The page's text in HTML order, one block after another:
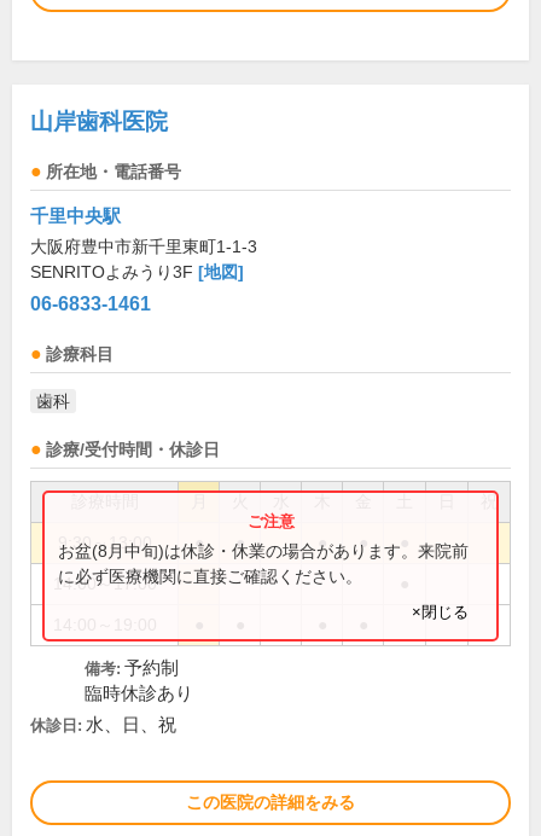
山岸歯科医院
所在地・電話番号
千里中央駅
大阪府豊中市新千里東町1-1-3
SENRITOよみうり3F [地図]
06-6833-1461
診療科目
歯科
診療/受付時間・休診日
祝
9:30～13:00 ● ● ● ●
14:00～17:00
お盆(8月中旬)は休診・休業の場合があります。来院前
に必ず医療機関に直接ご確認ください。
×閉じる
備考: 予約制
臨時休診あり
休診日: 水、日、祝
この医院の詳細をみる